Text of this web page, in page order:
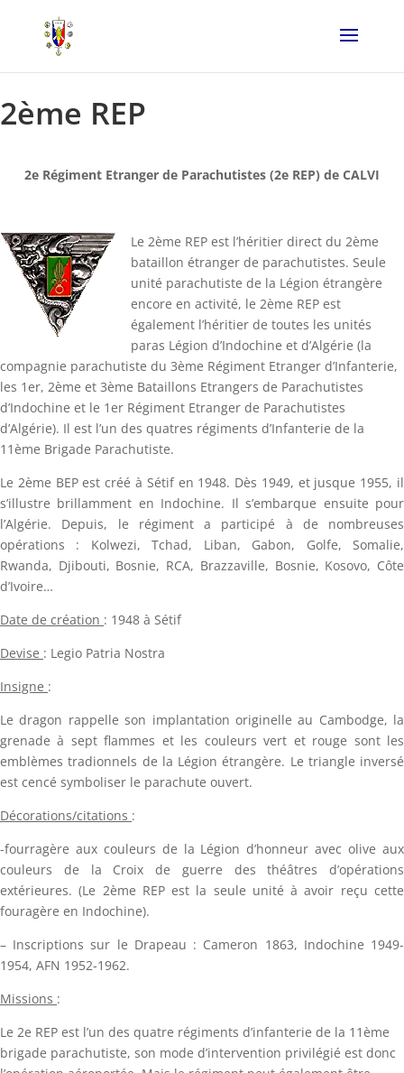
2ème REP
2e Régiment Etranger de Parachutistes (2e REP) de CALVI
Le 2ème REP est l’héritier direct du 2ème
bataillon étranger de parachutistes. Seule
unité parachutiste de la Légion étrangère
encore en activité, le 2ème REP est
également l’héritier de toutes les unités
paras Légion d’Indochine et d’Algérie (la
compagnie parachutiste du 3ème Régiment Etranger d’Infanterie,
les 1er, 2ème et 3ème Bataillons Etrangers de Parachutistes
d’Indochine et le 1er Régiment Etranger de Parachutistes
d’Algérie). Il est l’un des quatres régiments d’Infanterie de la
11ème Brigade Parachutiste.
Le 2ème BEP est créé à Sétif en 1948. Dès 1949, et jusque 1955, il
s’illustre brillamment en Indochine. Il s’embarque ensuite pour
l’Algérie. Depuis, le régiment a participé à de nombreuses
opérations : Kolwezi, Tchad, Liban, Gabon, Golfe, Somalie,
Rwanda, Djibouti, Bosnie, RCA, Brazzaville, Bosnie, Kosovo, Côte
d’Ivoire…
Date de création : 1948 à Sétif
Devise : Legio Patria Nostra
Insigne :
Le dragon rappelle son implantation originelle au Cambodge, la
grenade à sept flammes et les couleurs vert et rouge sont les
emblèmes tradionnels de la Légion étrangère. Le triangle inversé
est cencé symboliser le parachute ouvert.
Décorations/citations :
-fourragère aux couleurs de la Légion d’honneur avec olive aux
couleurs de la Croix de guerre des théâtres d’opérations
extérieures. (Le 2ème REP est la seule unité à avoir reçu cette
fouragère en Indochine).
– Inscriptions sur le Drapeau : Cameron 1863, Indochine 1949-
1954, AFN 1952-1962.
Missions :
Le 2e REP est l’un des quatre régiments d’infanterie de la 11ème
brigade parachutiste, son mode d’intervention privilégié est donc